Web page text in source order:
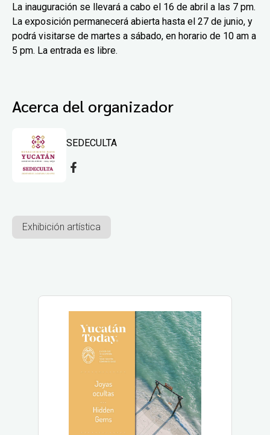
La inauguración se llevará a cabo el 16 de abril a las 7 pm.
La exposición permanecerá abierta hasta el 27 de junio, y
podrá visitarse de martes a sábado, en horario de 10 am a
5 pm. La entrada es libre.
Acerca del organizador
SEDECULTA
Exhibición artística